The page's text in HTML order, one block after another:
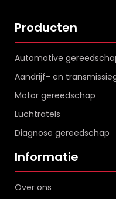
Producten
Automotive
Aandrijf- en
Motor gereedschap
Luchtratels
Diagnose gereedschap
Informatie
Over ons